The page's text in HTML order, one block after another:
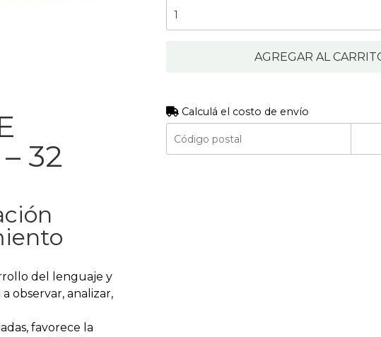
32
del lenguaje y
observar, analizar,
favorece la
AGREGAR AL
Calculá el costo de envío